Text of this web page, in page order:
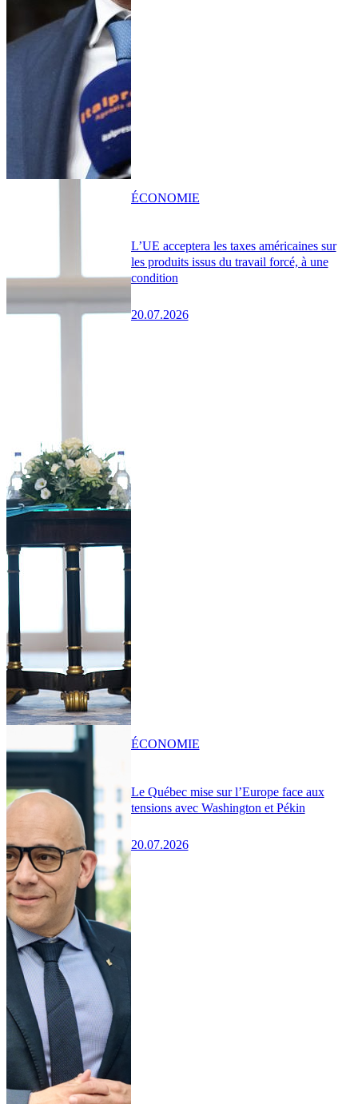
L’UE acceptera les taxes américaines sur
les produits issus du travail forcé, à une
condition
20.07.2026
ÉCONOMIE
Le Québec mise sur l’Europe face aux
tensions avec Washington et Pékin
20.07.2026
ÉCONOMIE